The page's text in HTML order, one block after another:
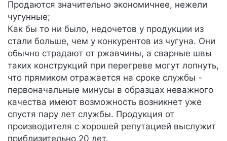
Продаются значительно экономичнее, нежели
чугунные;
Как бы то ни было, недочетов у продукции из
стали больше, чем у конкурентов из чугуна. Они
обычно страдают от ржавчины, а сварные швы
таких конструкций при перегреве могут лопнуть,
что прямиком отражается на сроке службы -
первоначальные минусы в образцах неважного
качества имеют возможность возникнет уже
спустя пару лет службы. Продукция от
производителя с хорошей репутацией выслужит
приблизительно 20 лет.